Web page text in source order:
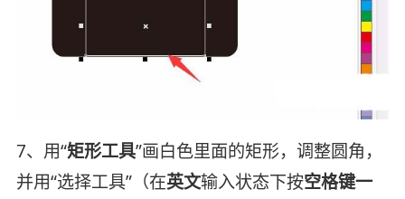
7、用“矩形工具”画白色里面的矩形，调整圆角，
并用“选择工具”（在英文输入状态下按空格键一